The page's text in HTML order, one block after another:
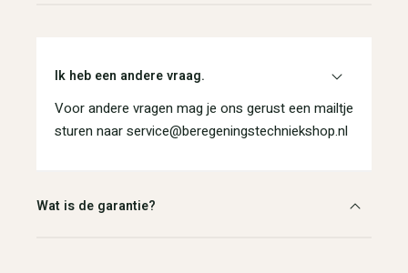
Ik heb een andere vraag.
Voor andere vragen mag je ons gerust een mailtje
sturen naar service@beregeningstechniekshop.nl
Wat is de garantie?